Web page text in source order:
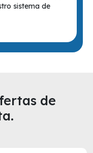
sistema de
de